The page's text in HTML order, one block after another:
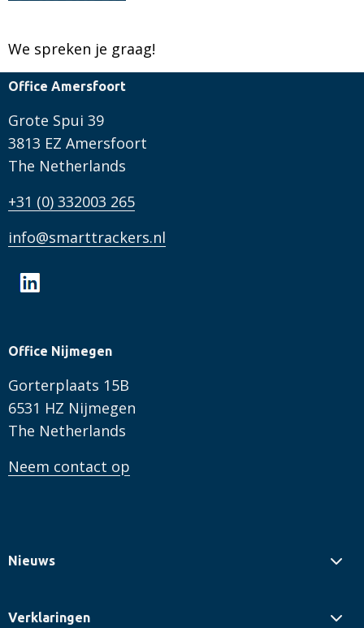
We spreken je graag!
Office Amersfoort
Grote Spui 39
3813 EZ Amersfoort
The Netherlands
+31 (0) 332003 265
info@smarttrackers.nl
Office Nijmegen
Gorterplaats 15B
6531 HZ Nijmegen
The Netherlands
Neem contact op
Nieuws
Verklaringen